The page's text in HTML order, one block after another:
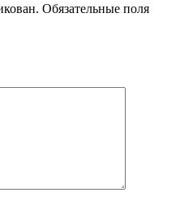
Обязательные поля